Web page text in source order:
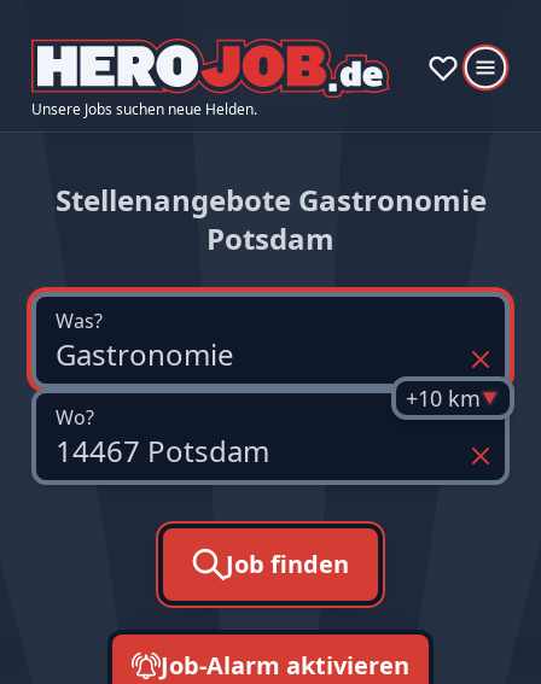
Unsere Jobs suchen neue Helden.
Stellenangebote Gastronomie
Potsdam
Was?
Wo?
+10 km
Job finden
Job-Alarm aktivieren